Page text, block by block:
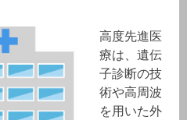
高度先進医
療は、遺伝
子診断の技
術や高周波
を用いた外